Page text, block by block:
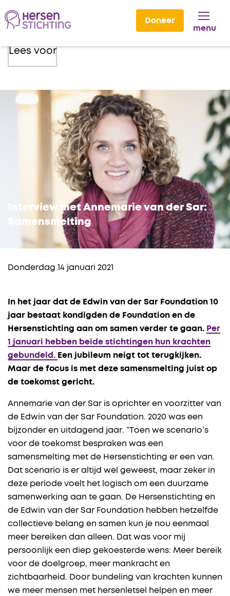
Doneer
menu
Lees voor
Interview met Annemarie van der Sar:
Samensmelting
Donderdag 14 januari 2021
In het jaar dat de Edwin van der Sar Foundation 10
jaar bestaat kondigden de Foundation en de
Hersenstichting aan om samen verder te gaan. Per
1 januari hebben beide stichtingen hun krachten
gebundeld. Een jubileum neigt tot terugkijken.
Maar de focus is met deze samensmelting juist op
de toekomst gericht.
Annemarie van der Sar is oprichter en voorzitter van
de Edwin van der Sar Foundation. 2020 was een
bijzonder en uitdagend jaar. “Toen we scenario’s
voor de toekomst bespraken was een
samensmelting met de Hersenstichting er een van.
Dat scenario is er altijd wel geweest, maar zeker in
deze periode voelt het logisch om een duurzame
samenwerking aan te gaan. De Hersenstichting en
de Edwin van der Sar Foundation hebben hetzelfde
collectieve belang en samen kun je nou eenmaal
meer bereiken dan alleen. Dat was voor mij
persoonlijk een diep gekoesterde wens: Meer bereik
voor de doelgroep, meer mankracht en
zichtbaarheid. Door bundeling van krachten kunnen
we meer mensen met hersenletsel helpen en meer